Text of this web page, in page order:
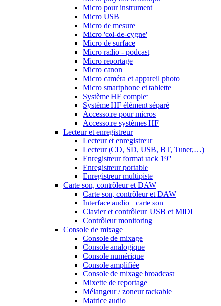
Micro pour instrument
Micro USB
Micro de mesure
Micro 'col-de-cygne'
Micro de surface
Micro radio - podcast
Micro reportage
Micro canon
Micro caméra et appareil photo
Micro smartphone et tablette
Système HF complet
Système HF élément séparé
Accessoire pour micros
Accessoire systèmes HF
Lecteur et enregistreur
Lecteur et enregistreur
Lecteur (CD, SD, USB, BT, Tuner,…)
Enregistreur format rack 19''
Enregistreur portable
Enregistreur multipiste
Carte son, contrôleur et DAW
Carte son, contrôleur et DAW
Interface audio - carte son
Clavier et contrôleur, USB et MIDI
Contrôleur monitoring
Console de mixage
Console de mixage
Console analogique
Console numérique
Console amplifiée
Console de mixage broadcast
Mixette de reportage
Mélangeur / zoneur rackable
Matrice audio